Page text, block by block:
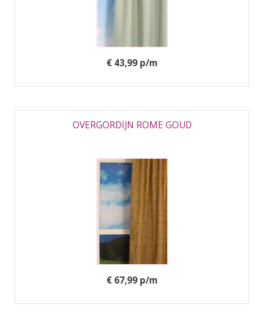
€ 43,99 p/m
OVERGORDIJN ROME GOUD
€ 67,99 p/m